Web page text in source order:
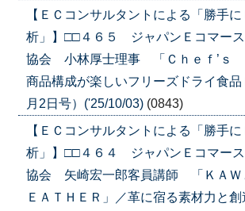
【ＥＣコンサルタントによる「勝手
析」】□□４６５ ジャパンＥコマース
協会 小林厚士理事 「Ｃｈｅｆ’ｓ
商品構成が楽しいフリーズドライ食
月2日号）('25/10/03) (0843)
【ＥＣコンサルタントによる「勝手
析」】□□４６４ ジャパンＥコマース
協会 矢崎宏一郎客員講師 「ＫＡＷ
ＥＡＴＨＥＲ」／革に宿る素材力と